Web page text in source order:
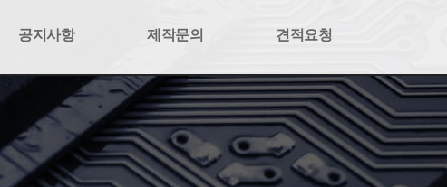
공지사항 제작문의 견적요청